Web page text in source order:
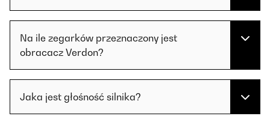
Na ile zegarków przeznaczony jest
obracacz Verdon?
Jaka jest głośność silnika?